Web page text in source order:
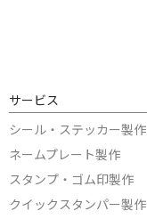
サービス
シール・ステッカー製作
ネームプレート製作
スタンプ・ゴム印製作
クイックスタンパー製作